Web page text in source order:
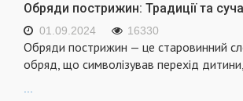
Обряди пострижин: Традиції та
01.09.2024 16330
Обряди пострижин — це старовинний
обряд, що символізував перехід
...